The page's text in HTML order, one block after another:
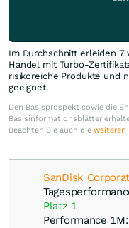
Im Durchschnitt erleiden 7
Handel mit Turbo-
risikoreiche Produkte und
geeignet.
Den Basisprospekt sowie die
Basisinformationsblätter
Beachten Sie auch die weiteren
SanDisk
Platz 1
Performance 1M: